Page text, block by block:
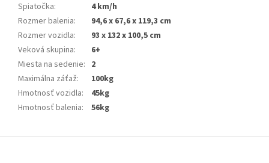
Spiatočka:
4 km/h
Rozmer balenia:
94,6 x 67,6 x 119,3 cm
Rozmer vozidla:
93 x 132 x 100,5 cm
Veková skupina:
6+
Miesta na sedenie: 2
Maximálna záťaž:
100kg
Hmotnosť vozidla:
45kg
Hmotnosť balenia: 56kg